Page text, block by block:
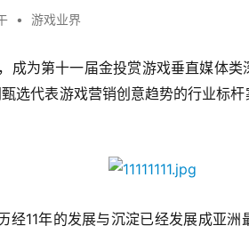
• 游戏业界
成为第十一届金投赏游戏垂直媒体
选代表游戏营销创意趋势的行业标
经11年的发展与沉淀已经发展成亚